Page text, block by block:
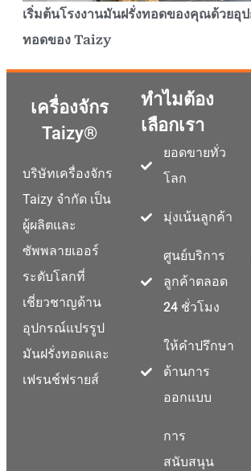
เริ่มต้นโรงงานมันฝรั่งทอดของคุณด้วยอุ
ทอดของ Taizy
เครื่องจักร
Taizy®
บริษัทเครื่องจักร
Taizy จำกัด เป็น
ผู้ผลิตและ
ซัพพลายเออร์
ระดับโลกที่
เชี่ยวชาญด้าน
อุปกรณ์แปรรูป
มันฝรั่งทอดและ
เฟรนช์ฟรายส์
ทำไมต้อง
เลือกเรา
ยอดขายทั่ว
โลก
มุ่งเน้นลูกค้า
ศูนย์บริการ
ลูกค้าตลอด
24 ชั่วโมง
ให้คำปรึกษา
ด้านการ
ออกแบบ
การ
สนับสนุน